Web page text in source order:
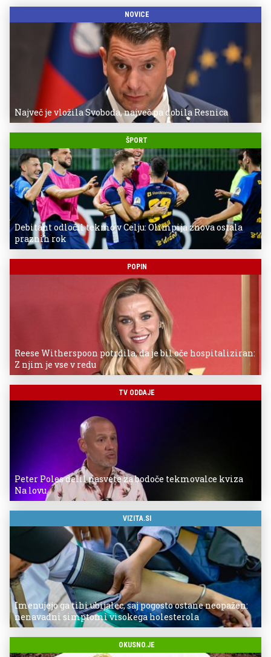
NOVICE
Največ je vložila Svoboda, največ pa dobila Resnica
ŠPORT
Debitant odločil tekmo v Celju: Olimpija znova ostala
praznih rok
POPIN
Reese Witherspoon potrdila, da je bil oče hospitaliziran:
Z njim je vse v redu
TV ODDAJE
Peter Poles delil nasvete za bodoče tekmovalce kviza
Na lovu
VIZITA.SI
Imenujejo ga tihi ubijalec, saj pogosto ostane neopažen:
nenavadni simptomi visokega holesterola
OKUSNO.JE